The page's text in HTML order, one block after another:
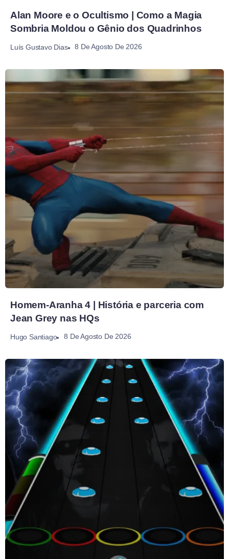
Alan Moore e o Ocultismo | Como a Magia
Sombria Moldou o Gênio dos Quadrinhos
Luís Gustavo Dias 8 De Agosto De 2026
Homem-Aranha 4 | História e parceria com
Jean Grey nas HQs
Hugo Santiago 8 De Agosto De 2026